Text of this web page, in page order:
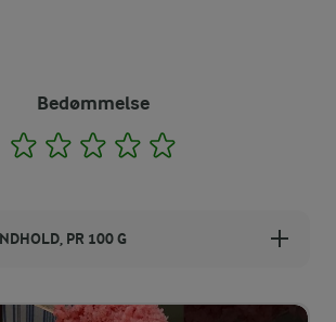
Bedømmelse
1 2 3 4
PR 100 G